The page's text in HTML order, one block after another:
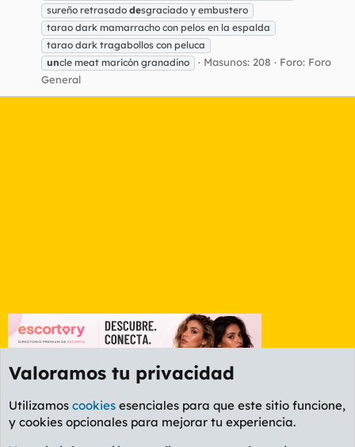
sureño retrasado desgraciado y embustero
tarao dark mamarracho con pelos en la espalda
tarao dark tragabollos con peluca
uncle meat maricón granadino Masunos: 208 Foro: Foro
General
Etiquetas
Valoramos tu privacidad
Utilizamos cookies esenciales para que este sitio funcione,
y cookies opcionales para mejorar tu experiencia.